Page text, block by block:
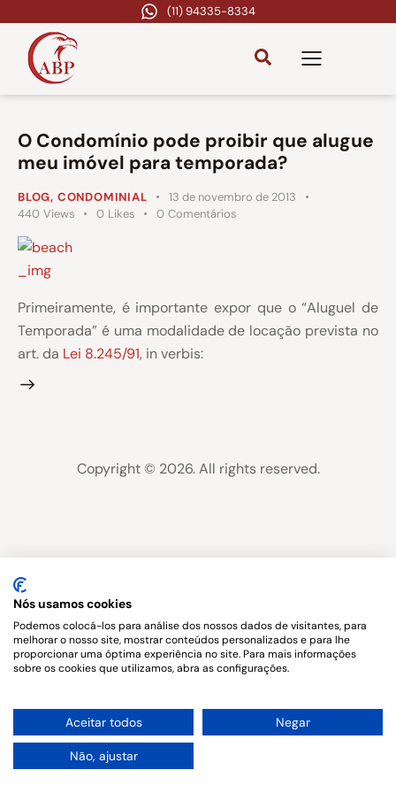
(11) 94335-8334
O Condomínio pode proibir que alugue
meu imóvel para temporada?
BLOG, CONDOMINIAL
13 de novembro de 2013
440 Views 0 Likes 0 Comentários
Primeiramente, é importante expor que o “Aluguel de
Temporada” é uma modalidade de locação prevista no
art. da Lei 8.245/91, in verbis:
Copyright © 2026. All rights reserved.
Nós usamos cookies
Podemos colocá-los para análise dos nossos dados de visitantes, para
melhorar o nosso site, mostrar conteúdos personalizados e para lhe
proporcionar uma óptima experiência no site. Para mais informações
sobre os cookies que utilizamos, abra as configurações.
Aceitar todos Negar
Não, ajustar